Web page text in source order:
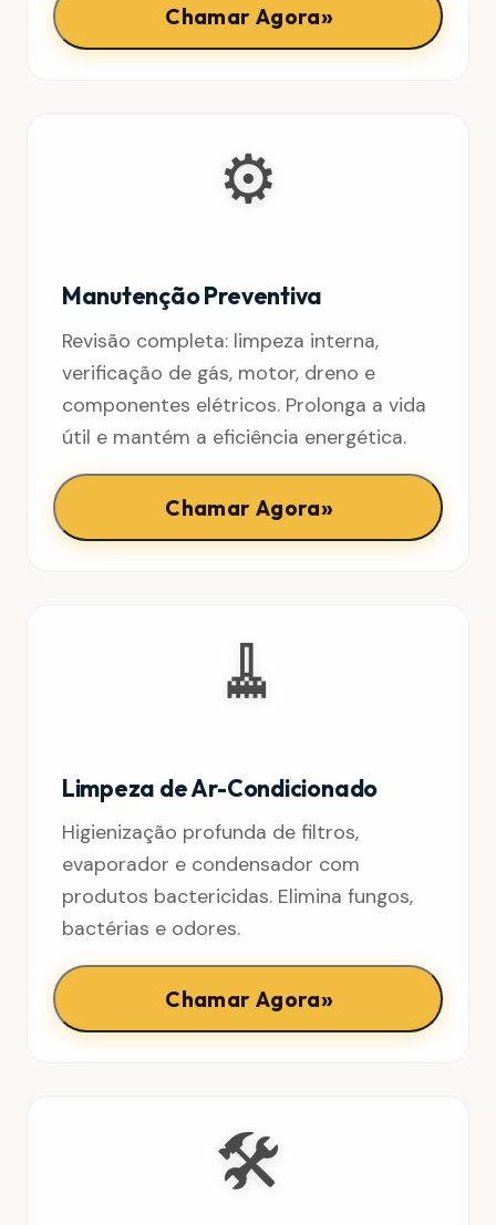
Chamar Agora»
⚙️
Manutenção Preventiva
Revisão completa: limpeza interna,
verificação de gás, motor, dreno e
componentes elétricos. Prolonga a vida
útil e mantém a eficiência energética.
Chamar Agora»
🧹
Limpeza de Ar-Condicionado
Higienização profunda de filtros,
evaporador e condensador com
produtos bactericidas. Elimina fungos,
bactérias e odores.
Chamar Agora»
🛠️